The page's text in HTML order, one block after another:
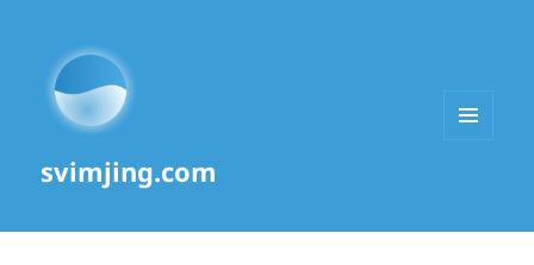
svimjing.com